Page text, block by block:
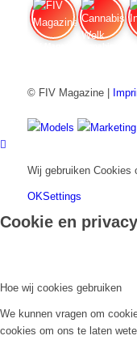
© FIV Magazine |
Models Marketing
Wij gebruiken Cookies
OKSettings
Cookie en
Hoe wij cookies gebruiken
We kunnen vragen om
cookies om ons te laten